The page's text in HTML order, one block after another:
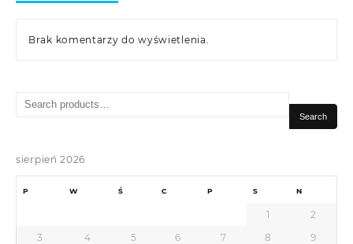
Brak komentarzy do wyświetlenia.
Search
Search
sierpień 2026
P W Ś C P S N
1
2
3
4 5 6 7 8
9